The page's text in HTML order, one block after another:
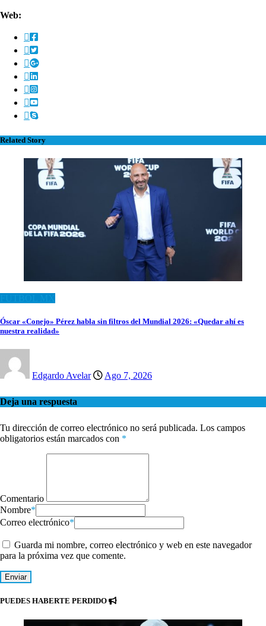
Web:
Related Story
Óscar «Conejo» Pérez habla sin filtros del Mundial 2026: «Quedar ahí es
nuestra realidad»
Edgardo Avelar Ago 7, 2026
Deja una respuesta
Tu dirección de correo electrónico no será publicada. Los campos
obligatorios están marcados con *
Comentario
Nombre*
Correo electrónico*
Guarda mi nombre, correo electrónico y web en este navegador
para la próxima vez que comente.
PUEDES HABERTE PERDIDO